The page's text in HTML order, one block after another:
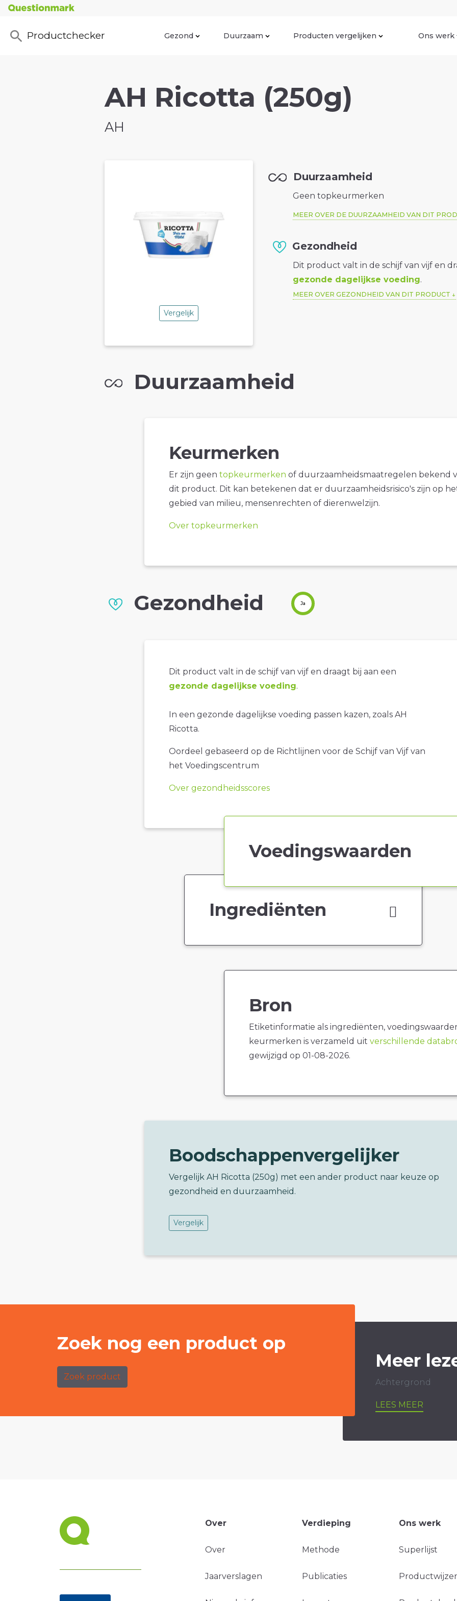
Productchecker Gezond Duurzaam Producten vergelijken Ons werk
AH Ricotta (250g)
AH
Vergelijk
Duurzaamheid
Geen topkeurmerken
MEER OVER DE DUURZAAMHEID VAN DIT
Gezondheid
Dit product valt in de schijf van vijf en
gezonde dagelijkse voeding.
MEER OVER GEZONDHEID VAN DIT PRODUCT
Duurzaamheid
Keurmerken
Er zijn geen topkeurmerken of duurzaamheidsmaatregelen bekend
dit product. Dit kan betekenen dat er duurzaamheidsrisico's zijn op
gebied van milieu, mensenrechten of dierenwelzijn.
Over topkeurmerken
Gezondheid Ja
Dit product valt in de schijf van vijf en draagt bij aan een
gezonde dagelijkse voeding.
In een gezonde dagelijkse voeding passen kazen, zoals AH
Ricotta.
Oordeel gebaseerd op de Richtlijnen voor de Schijf van Vijf van
het Voedingscentrum
Over gezondheidsscores
Voedingswaarden
Ingrediënten
Bron
Etiketinformatie als ingrediënten,
keurmerken is verzameld uit verschillende
gewijzigd op 01-08-2026.
Boodschappenvergelijker
Vergelijk AH Ricotta (250g) met een ander product naar keuze op
gezondheid en duurzaamheid.
Vergelijk
Zoek nog een product op
Zoek product
Meer
Achtergrond
LEES MEER
Over
Over
Jaarverslagen
Verdieping
Methode
Publicaties
Ons werk
Superlijst